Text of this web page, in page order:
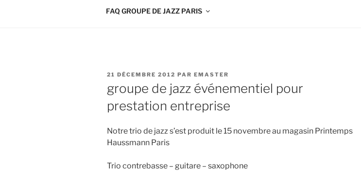
FAQ GROUPE DE JAZZ PARIS
PUBLIÉ
21 DÉCEMBRE 2012 PAR EMASTER
groupe de jazz événementiel pour
prestation entreprise
Notre trio de jazz s’est produit le 15 novembre au magasin Printemps
Haussmann Paris
Trio contrebasse – guitare – saxophone